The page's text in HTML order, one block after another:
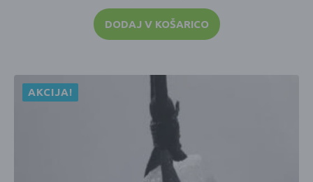
DODAJ V KOŠARICO
AKCIJA!